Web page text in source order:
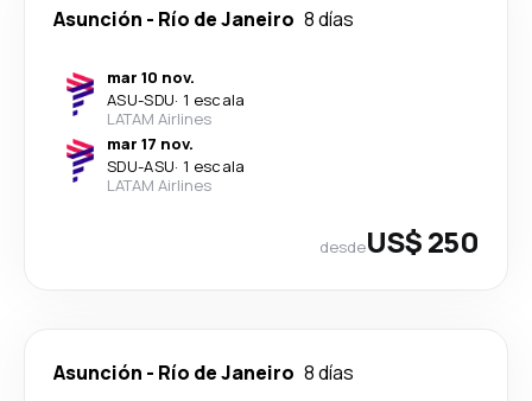
Asunción - Río de Janeiro 8 días
mar 10 nov.
ASU-SDU· 1 escala
LATAM Airlines
mar 17 nov.
SDU-ASU· 1 escala
LATAM Airlines
desdeUS$ 250
Asunción - Río de Janeiro 8 días